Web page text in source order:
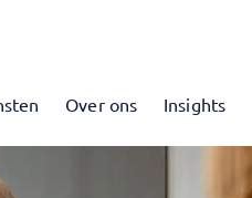
Over ons Insights